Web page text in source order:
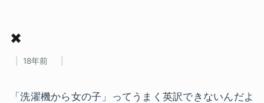
✖
18年前
「洗濯機から女の子」ってうまく英訳できないんだよ